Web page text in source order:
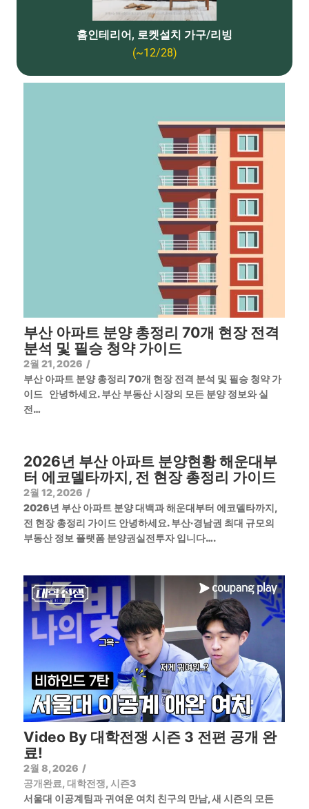
홈인테리어, 로켓설치 가구/리빙
(~12/28)
부산 아파트 분양 총정리 70개 현장 전격
분석 및 필승 청약 가이드
2월 21, 2026 /
부산 아파트 분양 총정리 70개 현장 전격 분석 및 필승 청약 가
이드 안녕하세요. 부산 부동산 시장의 모든 분양 정보와 실
전…
2026년 부산 아파트 분양현황 해운대부
터 에코델타까지, 전 현장 총정리 가이드
2월 12, 2026 /
2026년 부산 아파트 분양 대백과 해운대부터 에코델타까지,
전 현장 총정리 가이드 안녕하세요. 부산·경남권 최대 규모의
부동산 정보 플랫폼 분양권실전투자 입니다….
Video By 대학전쟁 시즌 3 전편 공개 완
료!
2월 8, 2026 /
공개완료, 대학전쟁, 시즌3
서울대 이공계팀과 귀여운 여치 친구의 만남, 새 시즌의 모든